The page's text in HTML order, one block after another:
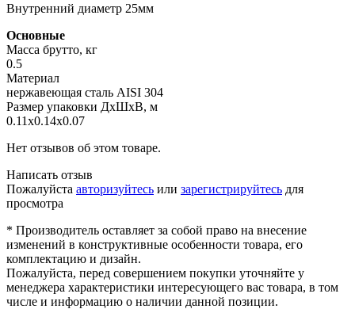
Внутренний диаметр 25мм
Основные
Масса брутто, кг
0.5
Материал
нержавеющая сталь AISI 304
Размер упаковки ДхШхВ, м
0.11x0.14x0.07
Нет отзывов об этом товаре.
Написать отзыв
Пожалуйста авторизуйтесь или зарегистрируйтесь для
просмотра
* Производитель оставляет за собой право на внесение
изменений в конструктивные особенности товара, его
комплектацию и дизайн.
Пожалуйста, перед совершением покупки уточняйте у
менеджера характеристики интересующего вас товара, в том
числе и информацию о наличии данной позиции.